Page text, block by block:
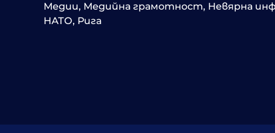
Медии, Медийна грамотност, Невярна
НАТО, Рига